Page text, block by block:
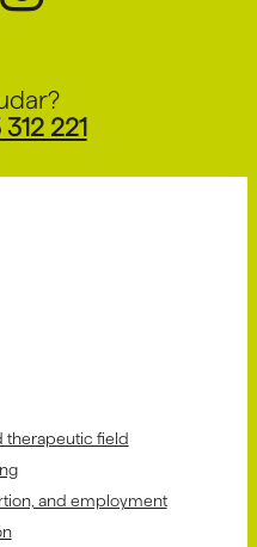
221
therapeutic field
and employment